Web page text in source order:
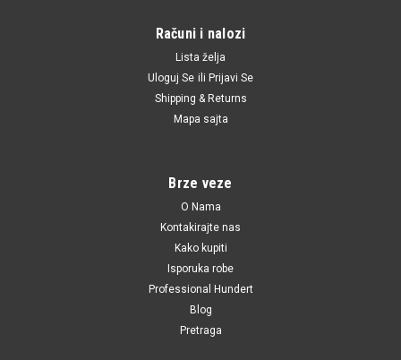
Računi i nalozi
Lista želja
Uloguj Se ili Prijavi Se
Shipping & Returns
Mapa sajta
Brze veze
O Nama
Kontakirajte nas
Kako kupiti
Isporuka robe
Professional Hundert
Blog
Pretraga